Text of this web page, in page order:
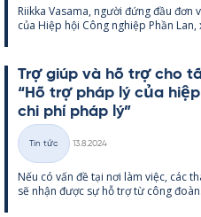
loại
Riikka Va­sama, người đứng đầu
của Hiệp hội Công ng­hiệp Phần Lan,
Trợ giúp và hỗ trợ cho
“Hỗ trợ pháp lý của
chi phí pháp lý”
Thể
loại
Tin tức
13.8.2024
Nếu có vấn đề tại nơi làm việc, các
sẽ nhận được sự hỗ trợ từ công